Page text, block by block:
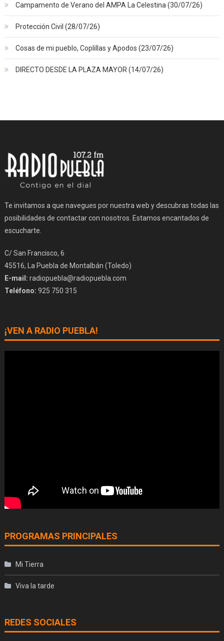
Campamento de Verano del AMPA La Celestina (30/07/26)
Protección Civil (28/07/26)
Cosas de mi pueblo, Coplillas y Apodos (23/07/26)
DIRECTO DESDE LA PLAZA MAYOR (14/07/26)
Te invitamos a que navegues por nuestra web y descubras todas las
posibilidades de contactar con nosotros. Estamos encantados de
escucharte.
C/ San Francisco, 6
45516, La Puebla de Montalbán (Toledo)
E-mail: radiopuebla@radiopuebla.com
Teléfono: 925 750 315
¡VEN A RADIO PUEBLA!
PROGRAMAS PRINCIPALES
Mi Tierra
Viva la tarde
REDES SOCIALES